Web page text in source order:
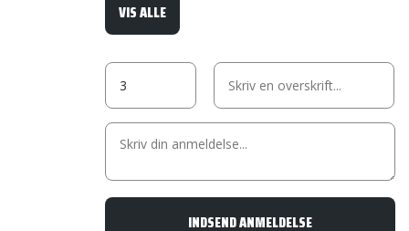
VIS ALLE